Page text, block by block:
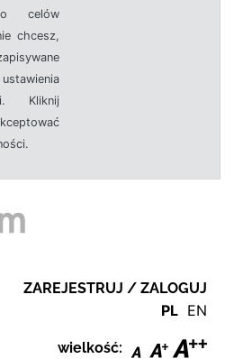
celów
chcesz,
Kliknij
ZAREJESTRUJ / ZALOGUJ
PL EN
wielkość: